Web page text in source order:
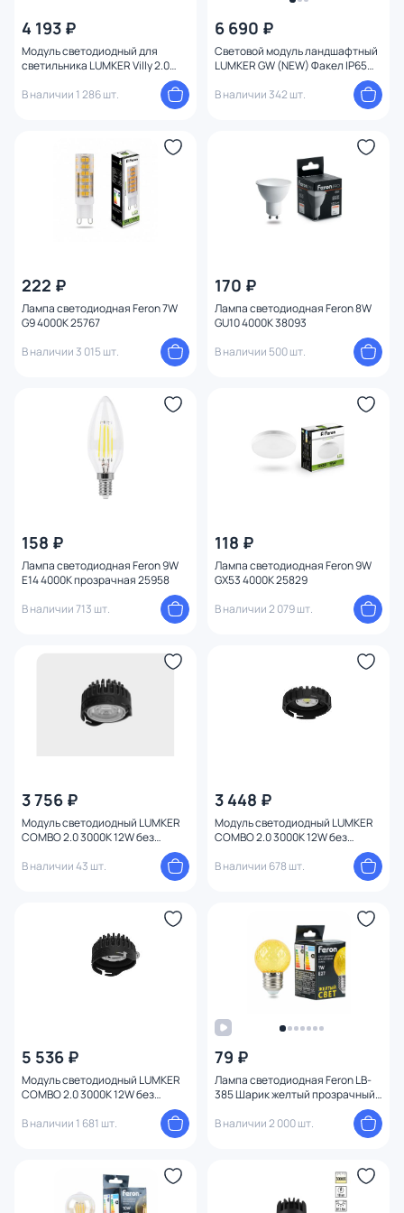
4 193 ₽
Модуль светодиодный для
светильника LUMKER Villy 2.0
В наличии 1 286 шт.
6 690 ₽
Световой модуль ландшафтный
LUMKER GW (NEW) Факел IP65
В наличии 342 шт.
222 ₽
Лампа светодиодная Feron 7W
G9 4000K 25767
В наличии 3 015 шт.
170 ₽
Лампа светодиодная Feron 8W
GU10 4000K 38093
В наличии 500 шт.
158 ₽
Лампа светодиодная Feron 9W
E14 4000K прозрачная 25958
В наличии 713 шт.
118 ₽
Лампа cветодиодная Feron 9W
GX53 4000K 25829
В наличии 2 079 шт.
3 756 ₽
Модуль светодиодный LUMKER
COMBO 2.0 3000K 12W без
В наличии 43 шт.
3 448 ₽
Модуль светодиодный LUMKER
COMBO 2.0 3000K 12W без
В наличии 678 шт.
5 536 ₽
Модуль светодиодный LUMKER
COMBO 2.0 3000K 12W без
В наличии 1 681 шт.
79 ₽
Лампа светодиодная Feron LB-
385 Шарик желтый прозрачный
В наличии 2 000 шт.